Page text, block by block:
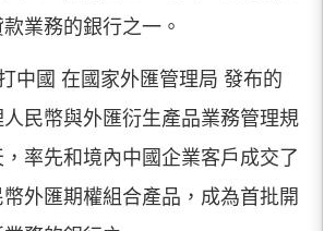
業務的銀行之一。
中國 在國家外匯管理局 發布的
人民幣與外匯衍生產品業務管理規
率先和境內中國企業客戶成交了
外匯期權組合產品，成為首批開